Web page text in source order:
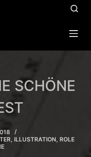
SCHÖNE
, ILLUSTRATION, ROLE